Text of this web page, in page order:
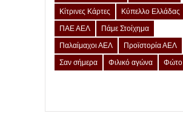
Κίτρινες Κάρτες
Κύπελλο Ελλάδας
ΠΑΕ ΑΕΛ
Πάμε Στοίχημα
Παλαίμαχοι ΑΕΛ
Προϊστορία ΑΕΛ
Σαν σήμερα
Φιλικό αγώνα Φώτο